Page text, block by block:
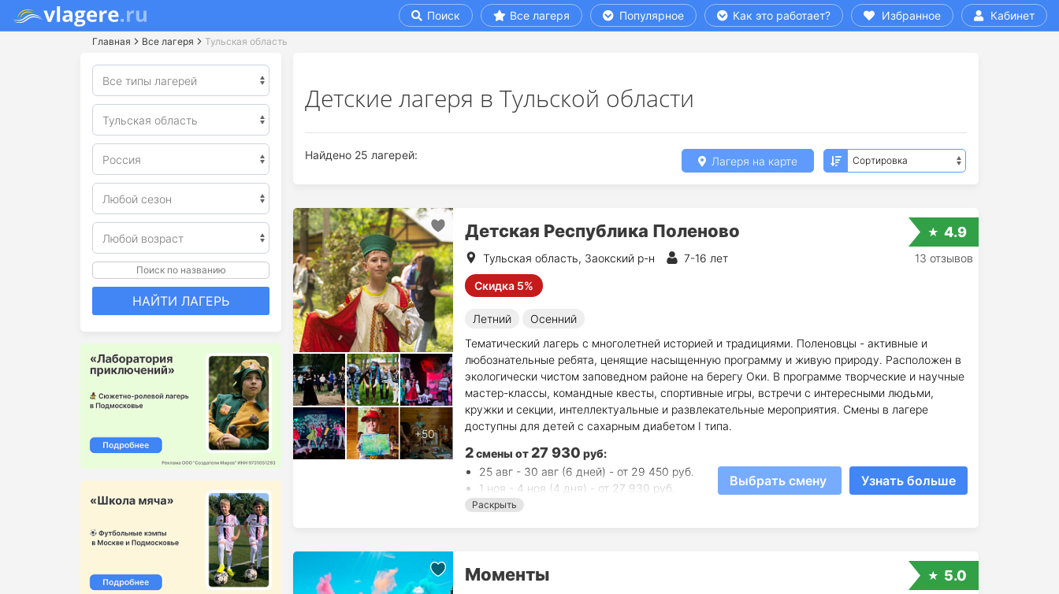
Поиск Все лагеря Популярное Как это работает? Избранное Кабинет
Главная Все лагеря Тульская область
Поиск по названию
НАЙТИ ЛАГЕРЬ
Детские лагеря в Тульской области
Найдено 25 лагерей: Лагеря на карте
Детская Республика Поленово
Тульская область, Заокский р-н 7-16 лет
Скидка 5%
Летний
Осенний
Тематический лагерь с многолетней историей и традициями. Поленовцы - активные и
любознательные ребята, ценящие насыщенную программу и живую природу. Расположен в
экологически чистом заповедном районе на берегу Оки. В программе творческие и научные
мастер-классы, командные квесты, спортивные игры, встречи с интересными людьми,
кружки и секции, интеллектуальные и развлекательные мероприятия. Смены в лагере
доступны для детей с сахарным диабетом I типа.
2смены от27 930 руб:
25 авг - 30 авг (6 дней) - от 29 450 руб.
1 ноя - 4 ноя (4 дня) - от 27 930 руб.
Раскрыть
Выбрать смену Узнать больше
4.9
13 отзывов
Моменты 5.0